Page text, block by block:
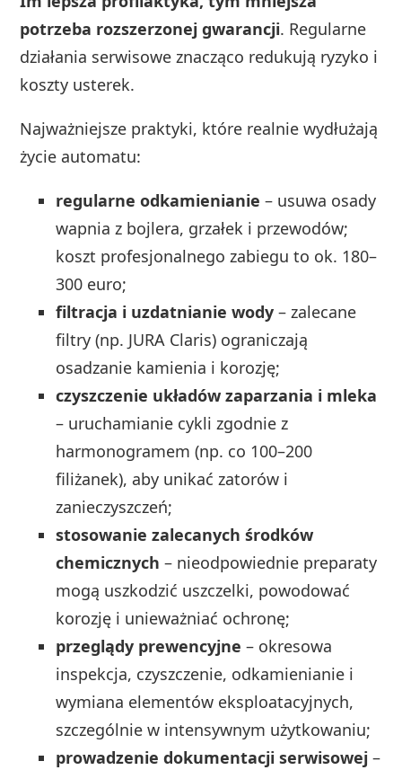
potrzeba rozszerzonej gwarancji. Regularne
działania serwisowe znacząco redukują ryzyko i
koszty usterek.
Najważniejsze praktyki, które realnie wydłużają
życie automatu:
regularne odkamienianie – usuwa osady
wapnia z bojlera, grzałek i przewodów;
koszt profesjonalnego zabiegu to ok. 180–
300 euro;
filtracja i uzdatnianie wody – zalecane
filtry (np. JURA Claris) ograniczają
osadzanie kamienia i korozję;
czyszczenie układów zaparzania i mleka
– uruchamianie cykli zgodnie z
harmonogramem (np. co 100–200
filiżanek), aby unikać zatorów i
zanieczyszczeń;
stosowanie zalecanych środków
chemicznych – nieodpowiednie preparaty
mogą uszkodzić uszczelki, powodować
korozję i unieważniać ochronę;
przeglądy prewencyjne – okresowa
inspekcja, czyszczenie, odkamienianie i
wymiana elementów eksploatacyjnych,
szczególnie w intensywnym użytkowaniu;
prowadzenie dokumentacji serwisowej –